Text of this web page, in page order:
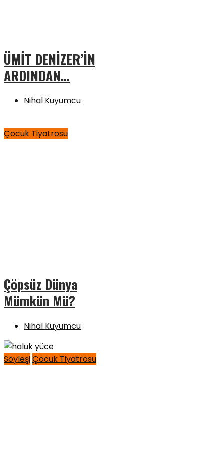
ÜMİT DENİZER’İN
ARDINDAN…
Nihal Kuyumcu
Çocuk Tiyatrosu
Çöpsüz Dünya
Mümkün Mü?
Nihal Kuyumcu
SöyleşiÇocuk Tiyatrosu